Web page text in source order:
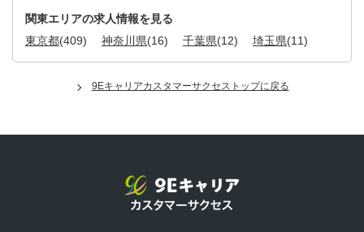
関東エリアの求人情報を見る
東京都(409) 神奈川県(16) 千葉県(12) 埼玉県(11)
9Eキャリアカスタマーサクセストップに戻る